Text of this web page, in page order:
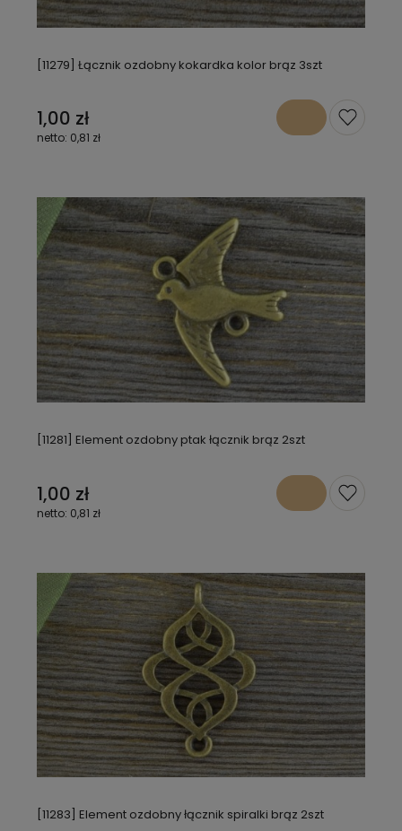
[11279] Łącznik ozdobny kokardka kolor brąz 3szt
1,00 zł
0,81 zł
[11281] Element ozdobny ptak łącznik brąz 2szt
1,00 zł
0,81 zł
[11283] Element ozdobny łącznik spiralki brąz 2szt